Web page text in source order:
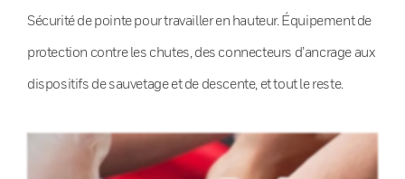
Sécurité de pointe pour travailler en hauteur. Équipement de
protection contre les chutes, des connecteurs d’ancrage aux
dispositifs de sauvetage et de descente, et tout le reste.